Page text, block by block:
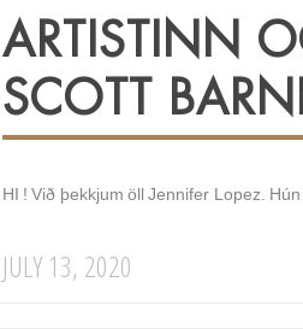
ARTISTINN
SCOTT
HI ! Við þekkjum öll Jennifer Lopez.
JULY 13, 2020